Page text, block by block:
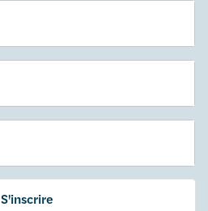
S'inscrire